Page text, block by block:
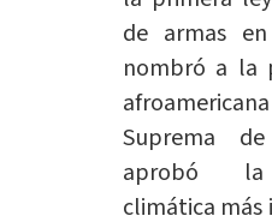
de armas
nombró a la
Suprema
aprobó la
climática